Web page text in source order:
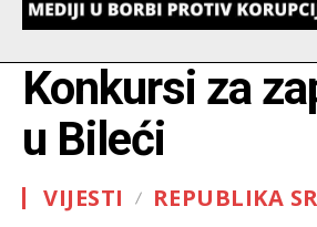
Konkursi za
u Bileći
VIJESTI REPUBLIKA